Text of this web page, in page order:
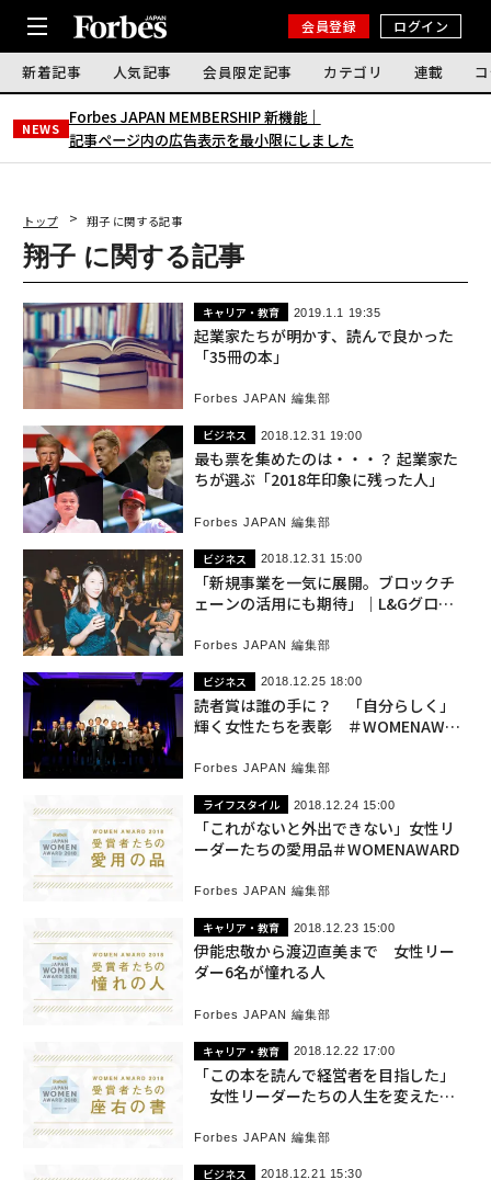
会員登録 ログイン
新着記事 人気記事 会員限定記事 カテゴリ 連載
NEWS
Forbes JAPAN MEMBERSHIP 新機能｜
記事ページ内の広告表示を最小限にしました
トップ 翔子 に関する記事
翔子 に関する記事
キャリア・教育 2019.1.1 19:35
起業家たちが明かす、読んで良かった
「35冊の本」
Forbes JAPAN 編集部
ビジネス 2018.12.31 19:00
最も票を集めたのは・・・？ 起業家た
ちが選ぶ「2018年印象に残った人」
Forbes JAPAN 編集部
ビジネス 2018.12.31 15:00
「新規事業を一気に展開。ブロックチ
ェーンの活用にも期待」｜L&Gグロー
Forbes JAPAN 編集部
ビジネス 2018.12.25 18:00
読者賞は誰の手に？ 「自分らしく」
輝く女性たちを表彰 ＃WOMENAWAR
Forbes JAPAN 編集部
ライフスタイル 2018.12.24 15:00
「これがないと外出できない」女性リ
ーダーたちの愛用品＃WOMENAWARD
Forbes JAPAN 編集部
キャリア・教育 2018.12.23 15:00
伊能忠敬から渡辺直美まで 女性リー
ダー6名が憧れる人
Forbes JAPAN 編集部
キャリア・教育 2018.12.22 17:00
「この本を読んで経営者を目指した」
女性リーダーたちの人生を変えた本
Forbes JAPAN 編集部
ビジネス 2018.12.21 15:30